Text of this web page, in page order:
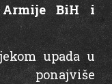
BiH i
upada u